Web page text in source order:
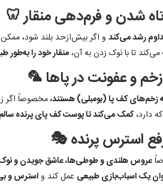
رشد می‌کند و اگر بیش‌ازحد بلند شود،
تا با نوک زدن به آن،منقار خود را به‌طور
زخم‌های کف پا (بومبلی) هستند،مخصوصاً اگر
دارد،کمک می‌کند تا پوست کف پای پرنده سالم
عروس هلندی و طوطی‌ها، عاشق جویدن و
یک اسباب‌بازی طبیعی عمل کند واسترس و